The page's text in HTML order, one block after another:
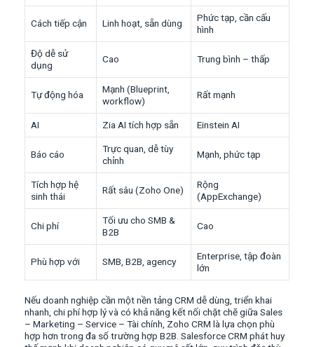
Cách tiếp cận Linh hoạt, sẵn dùng
Phức tạp, cần cấu
hình
Độ dễ sử
dụng
Cao Trung bình – thấp
Tự động hóa
Mạnh (Blueprint,
workflow)
Rất mạnh
AI Zia AI tích hợp sẵn Einstein AI
Báo cáo
Trực quan, dễ tùy
chỉnh
Mạnh, phức tạp
Tích hợp hệ
sinh thái
Rất sâu (Zoho One)
Rộng
(AppExchange)
Chi phí
Tối ưu cho SMB &
B2B
Cao
Phù hợp với SMB, B2B, agency
Enterprise, tập đoàn
lớn
Nếu doanh nghiệp cần một nền tảng CRM dễ dùng, triển khai
nhanh, chi phí hợp lý và có khả năng kết nối chặt chẽ giữa Sales
– Marketing – Service – Tài chính, Zoho CRM là lựa chọn phù
hợp hơn trong đa số trường hợp B2B. Salesforce CRM phát huy